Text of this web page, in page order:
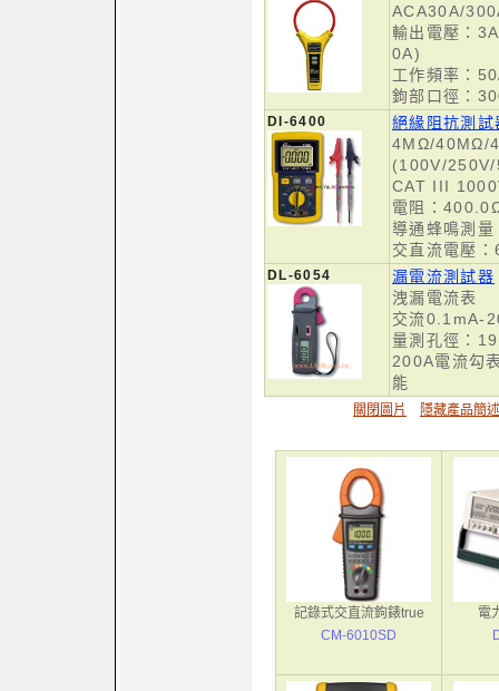
ACA30A/
輸出電壓：
0A)
工作頻率：
鉤部口徑：
DI-6400
絕緣阻抗測
4MΩ/40MΩ/
(100V/
CAT III
電阻：
導通蜂鳴測量
交直流電壓
DL-6054
漏電流測試器
洩漏電流表
交流0.1mA-
量測孔徑：
200A電流勾
能
關閉圖片 隱藏產品簡述
記錄式交直流鉤錶true
CM-6010SD
電